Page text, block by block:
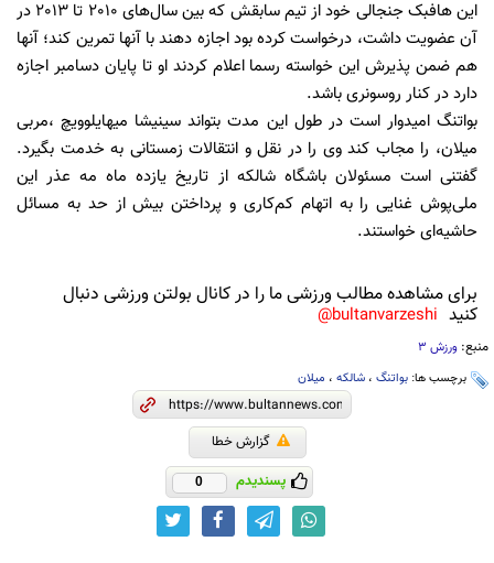
این هافبک جنجالی خود از تیم سابقش که بین سال‌های 2010 تا 2013 در
آن عضویت داشت، درخواست کرده بود اجازه دهند با آنها تمرین کند؛ آنها
هم ضمن پذیرش این خواسته رسما اعلام کردند او تا پایان دسامبر اجازه
دارد در کنار روسونری باشد.
بواتنگ امیدوار است در طول این مدت بتواند سینیشا میهایلوویچ ،مربی
میلان، را مجاب کند وی را در نقل و انتقالات زمستانی به خدمت بگیرد.
گفتنی است مسئولان باشگاه شالکه از تاریخ یازده ماه مه عذر این
ملی‌پوش غنایی را به اتهام کم‌کاری و پرداختن بیش از حد به مسائل
حاشیه‌ای خواستند.
برای مشاهده مطالب ورزشی ما را در کانال بولتن ورزشی دنبال
کنید bultanvarzeshi@
منبع: ورزش 3
برچسب ها: بواتنگ ، شالکه ، میلان
گزارش خطا
پسندیدم 0